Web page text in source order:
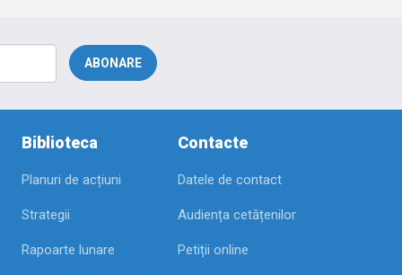
Biblioteca
Planuri de acțiuni
Strategii
Rapoarte lunare
Contacte
Datele de contact
Audiența cetățenilor
Petiții online